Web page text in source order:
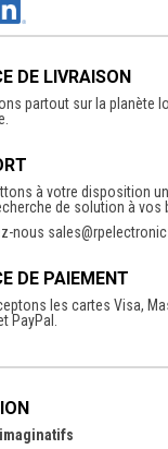
DE LIVRAISON
partout sur la planète
à votre disposition
de solution à vos
nous
DE PAIEMENT
les cartes Visa,
PayPal.